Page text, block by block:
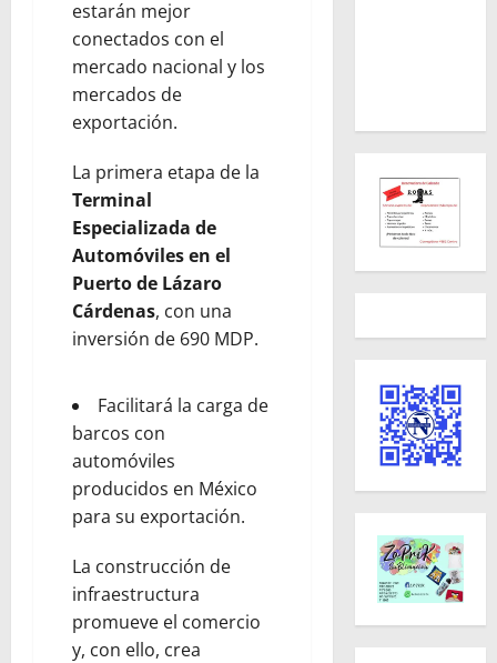
estarán mejor
conectados con el
mercado nacional y los
mercados de
exportación.
La primera etapa de la
Terminal
Especializada de
Automóviles en el
Puerto de Lázaro
Cárdenas, con una
inversión de 690 MDP.
Facilitará la carga de
barcos con
automóviles
producidos en México
para su exportación.
La construcción de
infraestructura
promueve el comercio
y, con ello, crea